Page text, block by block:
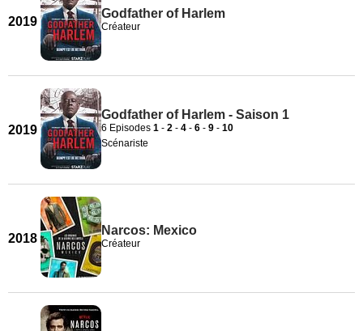
2019
Godfather of Harlem
Créateur
2019
Godfather of Harlem - Saison 1
6 Episodes 1 - 2 - 4 - 6 - 9 - 10
Scénariste
2018
Narcos: Mexico
Créateur